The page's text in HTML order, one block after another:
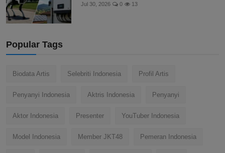
Jul 30, 2026 0 13
Popular Tags
Biodata Artis Selebriti Indonesia Profil Artis
Penyanyi Indonesia Aktris Indonesia Penyanyi
Aktor Indonesia Presenter YouTuber Indonesia
Model Indonesia Member JKT48 Pemeran Indonesia